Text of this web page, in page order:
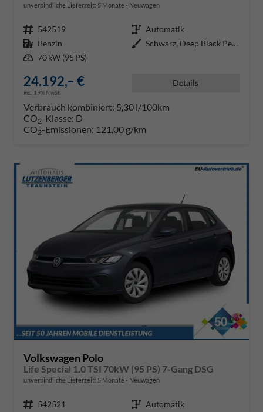
unverbindliche Lieferzeit: 5 Monate Neuwagen
Fahrzeugnr. 542519 Getriebe Automatik
Kraftstoff Benzin Außenfarbe
Schwarz, Deep Black Perleffekt (
Leistung 70 kW (95 PS)
24.192,– €
incl. 19% MwSt.
Details
Verbrauch kombiniert: 5,30 l/100km
CO2-Klasse: D
CO2-Emissionen: 121,00 g/km
Volkswagen Polo
Life Special 1.0 TSI 70kW (95 PS) 7-Gang DSG
unverbindliche Lieferzeit: 5 Monate Neuwagen
Fahrzeugnr. 542521 Getriebe Automatik